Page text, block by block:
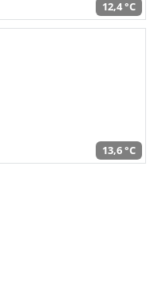
12,4 °C
13,6 °C